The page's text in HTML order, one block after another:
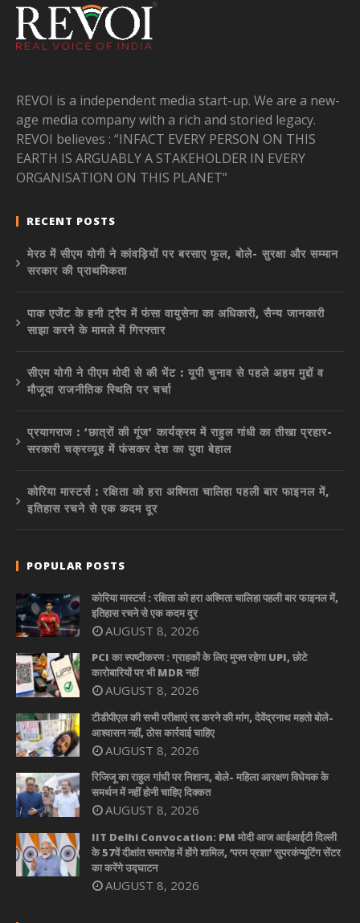
REVOI is a independent media start-up. We are a new-
age media company with a rich and storied legacy.
REVOI believes : “INFACT EVERY PERSON ON THIS
EARTH IS ARGUABLY A STAKEHOLDER IN EVERY
ORGANISATION ON THIS PLANET”
RECENT POSTS
मेरठ में सीएम योगी ने कांवड़ियों पर बरसाए फूल, बोले- सुरक्षा और सम्मान
सरकार की प्राथमिकता
पाक एजेंट के हनी ट्रैप में फंसा वायुसेना का अधिकारी, सैन्य जानकारी
साझा करने के मामले में गिरफ्तार
सीएम योगी ने पीएम मोदी से की भेंट : यूपी चुनाव से पहले अहम मुद्दों व
मौजूदा राजनीतिक स्थिति पर चर्चा
प्रयागराज : ‘छात्रों की गूंज’ कार्यक्रम में राहुल गांधी का तीखा प्रहार-
सरकारी चक्रव्यूह में फंसकर देश का युवा बेहाल
कोरिया मास्टर्स : रक्षिता को हरा अश्मिता चालिहा पहली बार फाइनल में,
इतिहास रचने से एक कदम दूर
POPULAR POSTS
कोरिया मास्टर्स : रक्षिता को हरा अश्मिता चालिहा पहली बार फाइनल में,
इतिहास रचने से एक कदम दूर
AUGUST 8, 2026
PCI का स्पष्टीकरण : ग्राहकों के लिए मुफ्त रहेगा UPI, छोटे
कारोबारियों पर भी MDR नहीं
AUGUST 8, 2026
टीडीपीएल की सभी परीक्षाएं रद्द करने की मांग, देवेंद्रनाथ महतो बोले-
आश्वासन नहीं, ठोस कार्रवाई चाहिए
AUGUST 8, 2026
रिजिजू का राहुल गांधी पर निशाना, बोले- महिला आरक्षण विधेयक के
समर्थन में नहीं होनी चाहिए दिक्कत
AUGUST 8, 2026
IIT Delhi Convocation: PM मोदी आज आईआईटी दिल्ली
के 57वें दीक्षांत समारोह में होंगे शामिल, ‘परम प्रज्ञा’ सुपरकंप्यूटिंग सेंटर
का करेंगे उद्घाटन
AUGUST 8, 2026